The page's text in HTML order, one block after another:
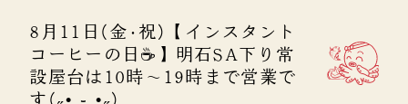
8月11日(金･祝)【インスタント
コーヒーの日☕】明石SA下り常
設屋台は10時～19時まで営業で
す(˶• ֊ •˶)